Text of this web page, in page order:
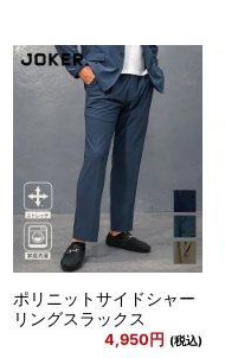
ポリニットサイドシャー
リングスラックス
4,950円 (税込)